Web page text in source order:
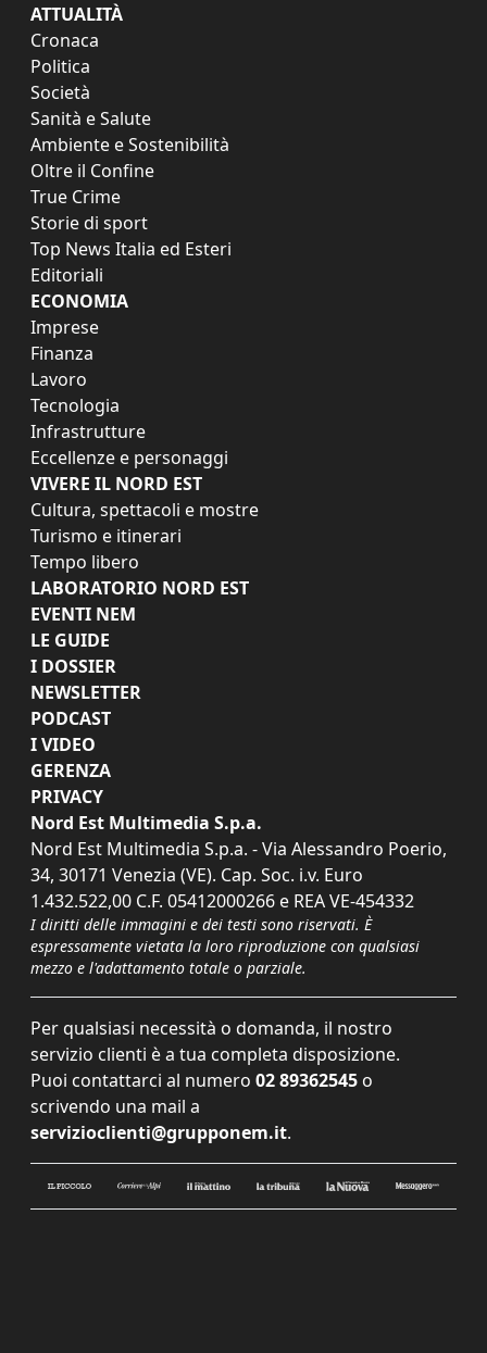
ATTUALITÀ
Cronaca
Politica
Società
Sanità e Salute
Ambiente e Sostenibilità
Oltre il Confine
True Crime
Storie di sport
Top News Italia ed Esteri
Editoriali
ECONOMIA
Imprese
Finanza
Lavoro
Tecnologia
Infrastrutture
Eccellenze e personaggi
VIVERE IL NORD EST
Cultura, spettacoli e mostre
Turismo e itinerari
Tempo libero
LABORATORIO NORD EST
EVENTI NEM
LE GUIDE
I DOSSIER
NEWSLETTER
PODCAST
I VIDEO
GERENZA
PRIVACY
Nord Est Multimedia S.p.a.
Nord Est Multimedia S.p.a. - Via Alessandro Poerio,
34, 30171 Venezia (VE). Cap. Soc. i.v. Euro
1.432.522,00 C.F. 05412000266 e REA VE-454332
I diritti delle immagini e dei testi sono riservati. È
espressamente vietata la loro riproduzione con qualsiasi
mezzo e l'adattamento totale o parziale.
Per qualsiasi necessità o domanda, il nostro
servizio clienti è a tua completa disposizione.
Puoi contattarci al numero 02 89362545 o
scrivendo una mail a
servizioclienti@grupponem.it.